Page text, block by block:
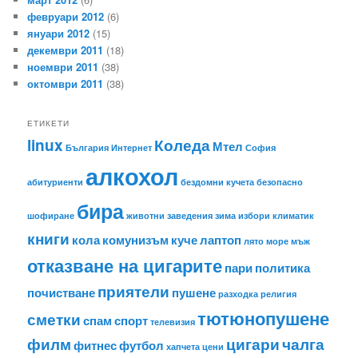
февруари 2012 (6)
януари 2012 (15)
декември 2011 (18)
ноември 2011 (38)
октомври 2011 (38)
ЕТИКЕТИ
linux България Интернет КоледаМтел София
абитуриенти алкохол бездомни кучета безопасно
шофиране бира животни заведения зима избори климатик
книги колакомунизъм кучелаптоп лято море мъж
отказване на цигаритепариполитика
почистванеприятели пушене разходка религия
сметкиспамспорт телевизия тютюнопушене
филмфитнесфутбол хапчета цени цигаричалга